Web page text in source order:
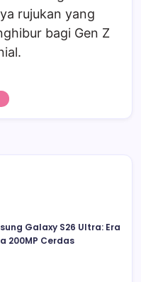
rujukan yang
bagi Gen Z
Galaxy S26 Ultra: Era
200MP Cerdas